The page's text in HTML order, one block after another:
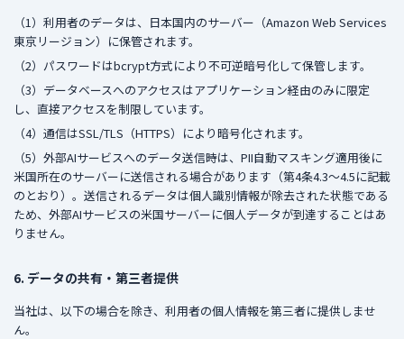
（1）利用者のデータは、日本国内のサーバー（Amazon Web Services
東京リージョン）に保管されます。
（2）パスワードはbcrypt方式により不可逆暗号化して保管します。
（3）データベースへのアクセスはアプリケーション経由のみに限定
し、直接アクセスを制限しています。
（4）通信はSSL/TLS（HTTPS）により暗号化されます。
（5）外部AIサービスへのデータ送信時は、PII自動マスキング適用後に
米国所在のサーバーに送信される場合があります（第4条4.3〜4.5に記載
のとおり）。送信されるデータは個人識別情報が除去された状態である
ため、外部AIサービスの米国サーバーに個人データが到達することはあ
りません。
6. データの共有・第三者提供
当社は、以下の場合を除き、利用者の個人情報を第三者に提供しませ
ん。